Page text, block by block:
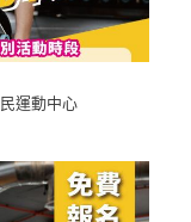
運動中心